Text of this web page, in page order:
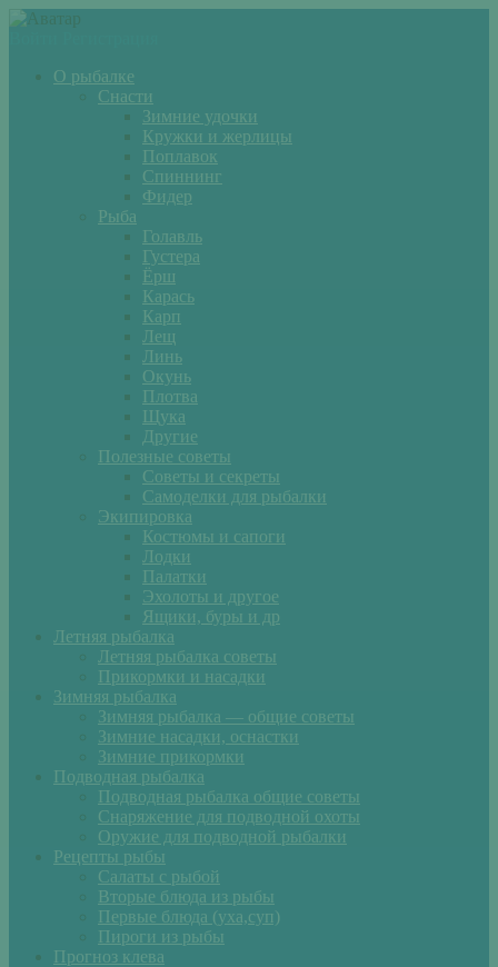
О рыбалке
Снасти
Зимние удочки
Кружки и жерлицы
Поплавок
Спиннинг
Фидер
Рыба
Голавль
Густера
Ёрш
Карась
Карп
Лещ
Линь
Окунь
Плотва
Щука
Другие
Полезные советы
Советы и секреты
Самоделки для рыбалки
Экипировка
Костюмы и сапоги
Лодки
Палатки
Эхолоты и другое
Ящики, буры и др
Летняя рыбалка
Летняя рыбалка советы
Прикормки и насадки
Зимняя рыбалка
Зимняя рыбалка — общие советы
Зимние насадки, оснастки
Зимние прикормки
Подводная рыбалка
Подводная рыбалка общие советы
Снаряжение для подводной охоты
Оружие для подводной рыбалки
Рецепты рыбы
Салаты с рыбой
Вторые блюда из рыбы
Первые блюда (уха,суп)
Пироги из рыбы
Прогноз клева